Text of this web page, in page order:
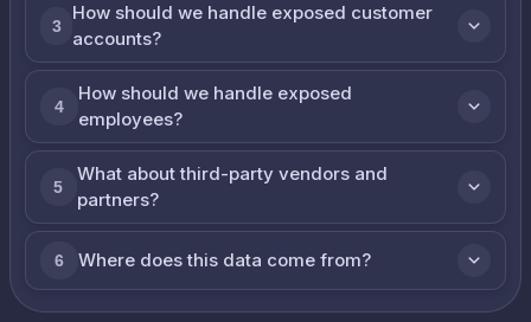
3
How should we handle exposed customer
accounts?
4
How should we handle exposed
employees?
5
What about third-party vendors and
partners?
6 Where does this data come from?